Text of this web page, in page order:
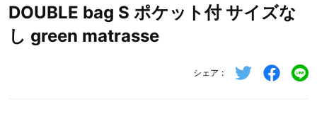
DOUBLE bag S ポケット付 サイズな
し green matrasse
シェア